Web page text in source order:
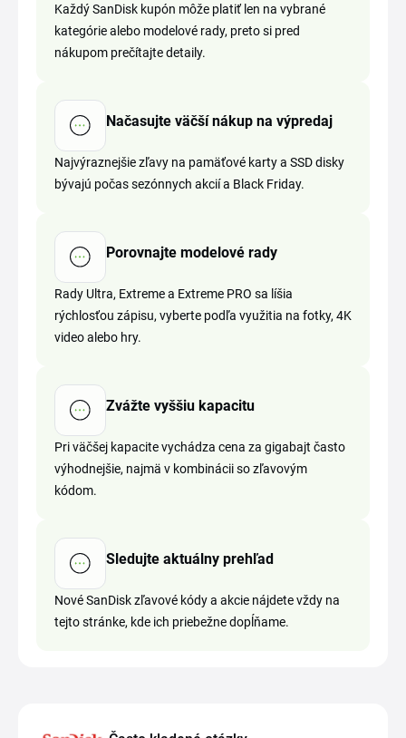
Každý SanDisk kupón môže platiť len na vybrané
kategórie alebo modelové rady, preto si pred
nákupom prečítajte detaily.
Načasujte väčší nákup na výpredaj
Najvýraznejšie zľavy na pamäťové karty a SSD disky
bývajú počas sezónnych akcií a Black Friday.
Porovnajte modelové rady
Rady Ultra, Extreme a Extreme PRO sa líšia
rýchlosťou zápisu, vyberte podľa využitia na fotky, 4K
video alebo hry.
Zvážte vyššiu kapacitu
Pri väčšej kapacite vychádza cena za gigabajt často
výhodnejšie, najmä v kombinácii so zľavovým
kódom.
Sledujte aktuálny prehľad
Nové SanDisk zľavové kódy a akcie nájdete vždy na
tejto stránke, kde ich priebežne dopĺňame.